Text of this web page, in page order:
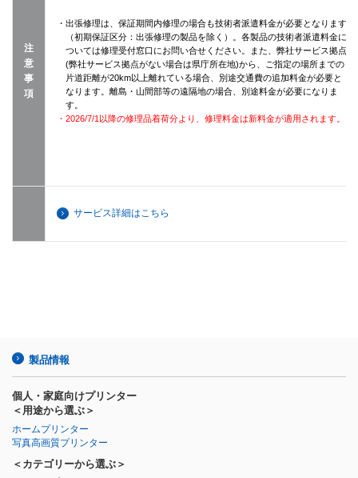
注
意
事
項
・出張修理は、保証期間内修理の場合も技術者派遣料金が必要となります
（初期保証区分：出張修理の製品を除く）。各製品の技術者派遣料金に
ついては修理受付窓口にお問い合せください。また、弊社サービス拠点
(弊社サービス拠点がない場合は県庁所在地)から、ご指定の場所までの
片道距離が20km以上離れている場合、別途交通費の追加料金が必要と
なります。離島・山間部等の遠隔地の場合、別途料金が必要になりま
す。
・2026/7/1以降の修理品着荷分より、修理料金は新料金が適用されます。
サービス詳細はこちら
製品情報
個人・家庭向けプリンター
＜用途から選ぶ＞
ホームプリンター
写真高画質プリンター
＜カテゴリーから選ぶ＞